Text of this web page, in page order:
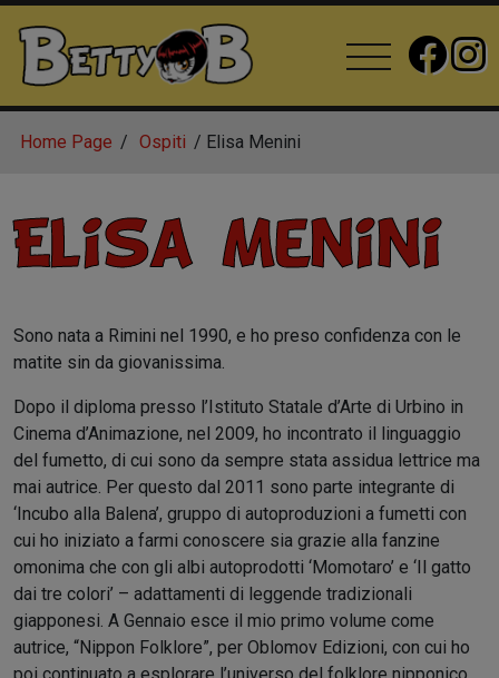
Home Page Ospiti Elisa Menini
Elisa Menini
Sono nata a Rimini nel 1990, e ho preso confidenza con le
matite sin da giovanissima.
Dopo il diploma presso l’Istituto Statale d’Arte di Urbino in
Cinema d’Animazione, nel 2009, ho incontrato il linguaggio
del fumetto, di cui sono da sempre stata assidua lettrice ma
mai autrice. Per questo dal 2011 sono parte integrante di
‘Incubo alla Balena’, gruppo di autoproduzioni a fumetti con
cui ho iniziato a farmi conoscere sia grazie alla fanzine
omonima che con gli albi autoprodotti ‘Momotaro’ e ‘Il gatto
dai tre colori’ – adattamenti di leggende tradizionali
giapponesi. A Gennaio esce il mio primo volume come
autrice, “Nippon Folklore”, per Oblomov Edizioni, con cui ho